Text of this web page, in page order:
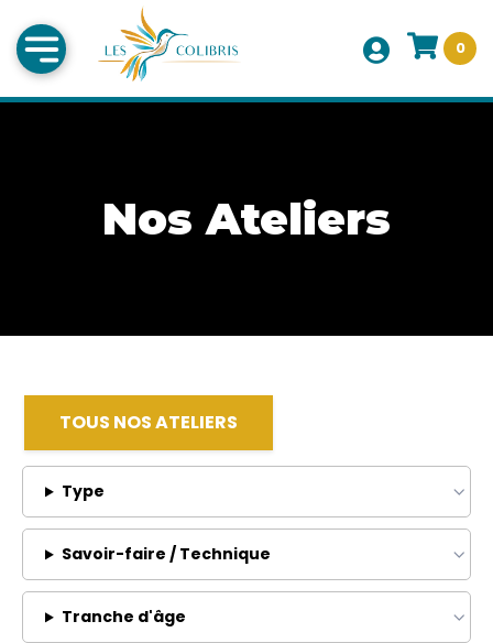
0
Nos Ateliers
TOUS NOS ATELIERS
Type
Savoir-faire / Technique
Tranche d'âge